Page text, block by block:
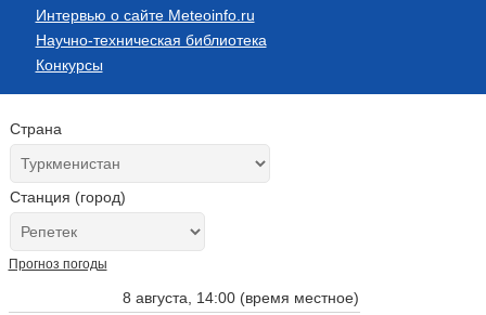
Интервью о сайте Meteoinfo.ru
Научно-техническая библиотека
Конкурсы
Страна
Станция (город)
Прогноз погоды
8 августа, 14:00 (время местное)